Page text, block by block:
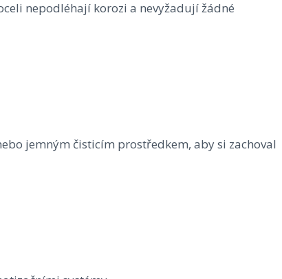
nepodléhají korozi a nevyžadují žádné
jemným čisticím prostředkem, aby si zachoval